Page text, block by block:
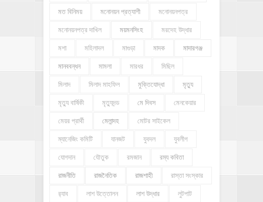
মত বিনিময় মনোনয়ন প্রত্যাশী মনোনয়নপত্র
মনোনয়নপত্র দাখিল ময়মনসিংহ মরদেহ উদ্ধার
মশা মহিলাদল মাগুড়া মাদক মাদারগঞ্জ
মানববন্ধন মামলা মারধর মিছিল
মিলাদ মিলাদ মাহফিল মুক্তিযোদ্ধা মৃত্যু
মৃত্যু বার্ষিকী মৃত্যুদন্ড মে দিবস মেনকেয়ার
মেয়র প্রার্থী মেলান্দহ মোটর সাইকেল
ম্যানেজিং কমিটি যানজট যুবদল যুবলীগ
যোগদান যৌতুক রমজান রম্য কবিতা
রাজনীতি রাজনৈতিক রাজশাহী রাস্তা সংস্কার
র‍্যাব লাশ উত্তোলন লাশ উদ্ধার লুটপাট